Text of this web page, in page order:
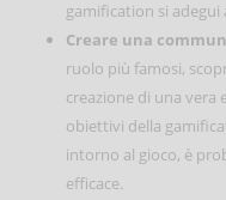
gamification si adegui
Creare una
ruolo più famosi,
creazione di una
obiettivi della
intorno al gioco, è
efficace.